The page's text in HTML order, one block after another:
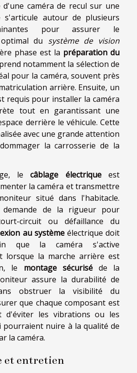
d'une caméra de recul sur une
s'articule autour de plusieurs
pour assurer le
du système de vision
phase est la préparation du
notamment la sélection de
pour la caméra, souvent près
arrière. Ensuite, un
requis pour installer la caméra
tout en garantissant une
derrière le véhicule. Cette
avec une grande attention
la carrosserie de la
lecâblage électriqueest
la caméra et transmettre
situé dans l'habitacle.
demande de la rigueur pour
circuit ou défaillance du
au systèmeélectrique doit
que la caméra s'active
lorsque la marche arrière est
le montage sécuriséde la
assure la durabilité de
obstruer la visibilité du
que chaque composant est
d'éviter les vibrations ou les
pourraient nuire à la qualité de
la caméra.
et entretien